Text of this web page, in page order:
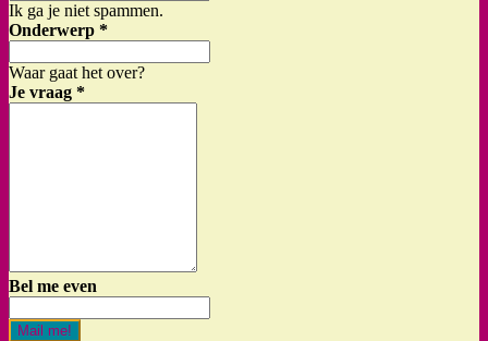
Ik ga je niet spammen.
Onderwerp *
Waar gaat het over?
Je vraag *
Bel me even
Mail me!